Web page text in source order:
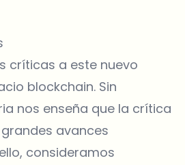
críticas a este nuevo
blockchain. Sin
nos enseña que la crítica
avances
consideramos